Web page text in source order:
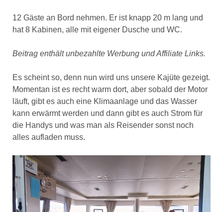
12 Gäste an Bord nehmen. Er ist knapp 20 m lang und
hat 8 Kabinen, alle mit eigener Dusche und WC.
Beitrag enthält unbezahlte Werbung und Affiliate Links.
Es scheint so, denn nun wird uns unsere Kajüte gezeigt.
Momentan ist es recht warm dort, aber sobald der Motor
läuft, gibt es auch eine Klimaanlage und das Wasser
kann erwärmt werden und dann gibt es auch Strom für
die Handys und was man als Reisender sonst noch
alles aufladen muss.